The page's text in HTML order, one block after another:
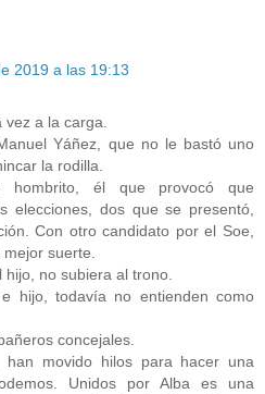
2019 a las 19:13
a la carga.
Yáñez, que no le bastó uno
la rodilla.
hombrito, él que provocó que
elecciones, dos que se presentó,
Con otro candidato por el Soe,
suerte.
no subiera al trono.
hijo, todavía no entienden como
concejales.
han movido hilos para hacer una
Unidos por Alba es una